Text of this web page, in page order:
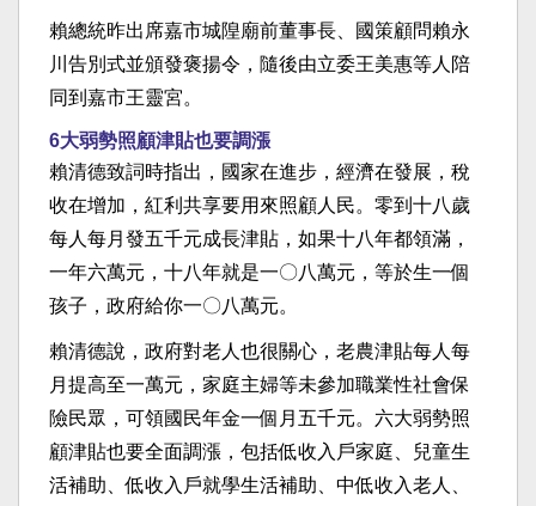
賴總統昨出席嘉市城隍廟前董事長、國策顧問賴永
川告別式並頒發褒揚令，隨後由立委王美惠等人陪
同到嘉市王靈宮。
6大弱勢照顧津貼也要調漲
賴清德致詞時指出，國家在進步，經濟在發展，稅
收在增加，紅利共享要用來照顧人民。零到十八歲
每人每月發五千元成長津貼，如果十八年都領滿，
一年六萬元，十八年就是一〇八萬元，等於生一個
孩子，政府給你一〇八萬元。
賴清德說，政府對老人也很關心，老農津貼每人每
月提高至一萬元，家庭主婦等未參加職業性社會保
險民眾，可領國民年金一個月五千元。六大弱勢照
顧津貼也要全面調漲，包括低收入戶家庭、兒童生
活補助、低收入戶就學生活補助、中低收入老人、